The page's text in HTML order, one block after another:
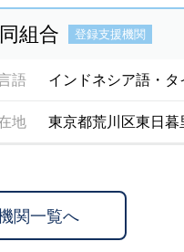
組合 登録支援機関
語 インドネシア語・
地 東京都荒川区東日
関一覧へ